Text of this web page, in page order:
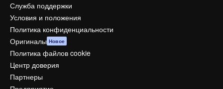
Служба поддержки
Условия и положения
Политика конфиденциальности
Оригиналы Новое
Политика файлов cookie
Центр доверия
Партнеры